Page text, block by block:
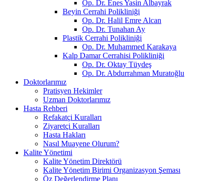
Op. Dr. Enes Yasin Albayrak
Beyin Cerrahi Polikliniği
Op. Dr. Halil Emre Alcan
Op. Dr. Tunahan Ay
Plastik Cerrahi Polikliniği
Op. Dr. Muhammed Karakaya
Kalp Damar Cerrahisi Polikliniği
Op. Dr. Oktay Tüydeş
Op. Dr. Abdurrahman Muratoğlu
Doktorlarımız
Pratisyen Hekimler
Uzman Doktorlarımız
Hasta Rehberi
Refakatçi Kuralları
Ziyaretçi Kuralları
Hasta Hakları
Nasıl Muayene Olurum?
Kalite Yönetimi
Kalite Yönetim Direktörü
Kalite Yönetim Birimi Organizasyon Şeması
Öz Değerlendirme Planı